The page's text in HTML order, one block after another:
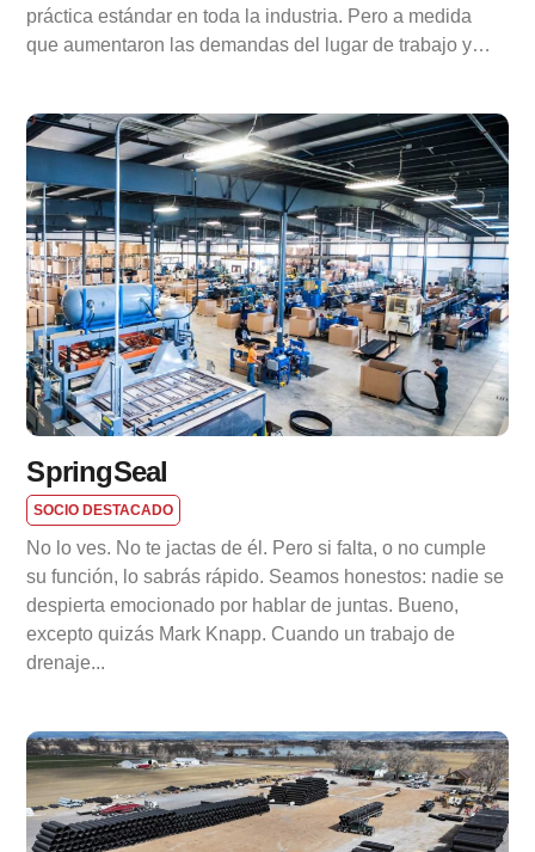
práctica estándar en toda la industria. Pero a medida
que aumentaron las demandas del lugar de trabajo y…
SpringSeal
SOCIO DESTACADO
No lo ves. No te jactas de él. Pero si falta, o no cumple
su función, lo sabrás rápido. Seamos honestos: nadie se
despierta emocionado por hablar de juntas. Bueno,
excepto quizás Mark Knapp. Cuando un trabajo de
drenaje...